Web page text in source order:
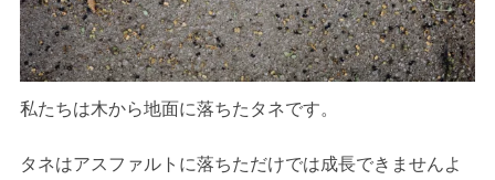
私たちは木から地面に落ちたタネです。
タネはアスファルトに落ちただけでは成長できませんよ